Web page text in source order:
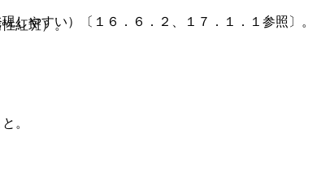
しやすい）〔１６．６．２、１７．１．１参照〕。
紅斑）。
。